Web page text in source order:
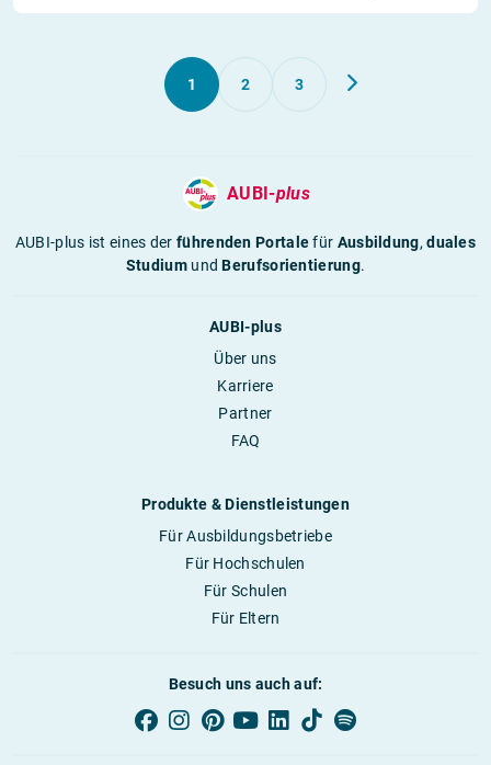
1 2 3
AUBI-plus
AUBI-plus ist eines derführenden Portalefür Ausbildung,duales
StudiumundBerufsorientierung.
AUBI-plus
Über uns
Karriere
Partner
FAQ
Produkte & Dienstleistungen
Für Ausbildungsbetriebe
Für Hochschulen
Für Schulen
Für Eltern
Besuch uns auch auf: